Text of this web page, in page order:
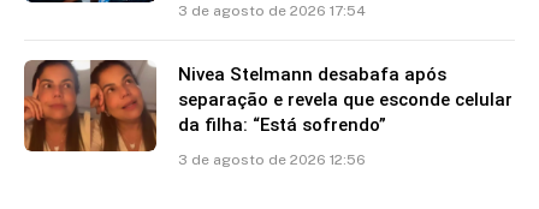
3 de agosto de 2026 17:54
Nivea Stelmann desabafa após
separação e revela que esconde celular
da filha: “Está sofrendo”
3 de agosto de 2026 12:56